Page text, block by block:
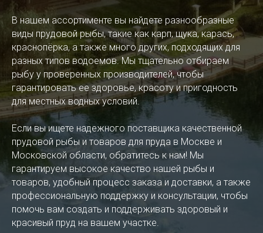
В нашем ассортименте вы найдете разнообразные
виды прудовой рыбы, такие как карп, щука, карась,
краснопёрка, а также много других, подходящих для
разных типов водоемов. Мы тщательно отбираем
рыбу у проверенных производителей, чтобы
гарантировать ее здоровье, красоту и пригодность
для местных водных условий.
Если вы ищете надежного поставщика качественной
прудовой рыбы и товаров для пруда в Москве и
Московской области, обратитесь к нам! Мы
гарантируем высокое качество нашей рыбы и
товаров, удобный процесс заказа и доставки, а также
профессиональную поддержку и консультации, чтобы
помочь вам создать и поддерживать здоровый и
красивый пруд на вашем участке.